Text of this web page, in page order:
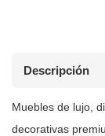
Descripción
Muebles de lujo,
decorativas